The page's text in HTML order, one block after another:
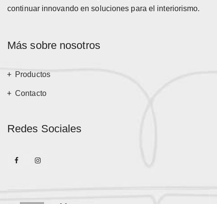
continuar innovando en soluciones para el interiorismo.
Más sobre nosotros
Productos
Contacto
Redes Sociales